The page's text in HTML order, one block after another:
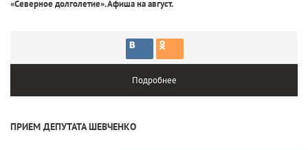
«Северное долголетие». Афиша на август.
Подробнее
ПРИЕМ ДЕПУТАТА ШЕВЧЕНКО